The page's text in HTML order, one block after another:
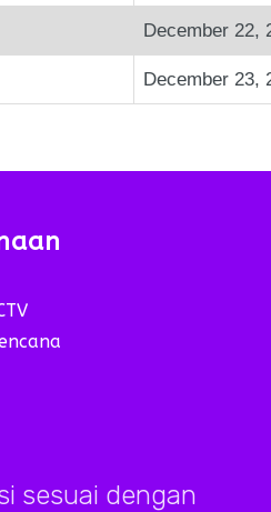
December 22,
December 23,
sesuai dengan